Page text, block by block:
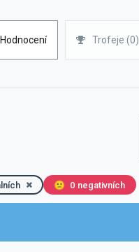
Hodnocení Trofeje (0)
🙁 0 negativních